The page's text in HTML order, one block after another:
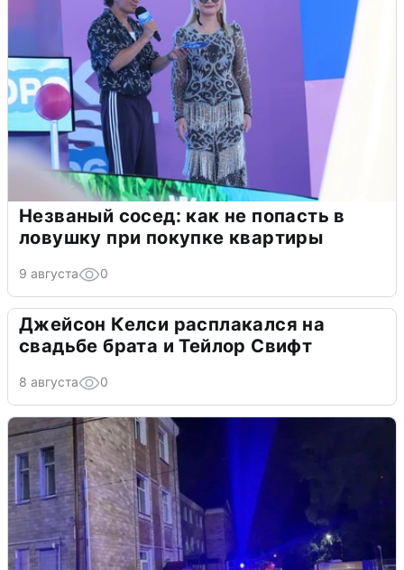
Незваный сосед: как не попасть в
ловушку при покупке квартиры
9 августа 0
Джейсон Келси расплакался на
свадьбе брата и Тейлор Свифт
8 августа 0